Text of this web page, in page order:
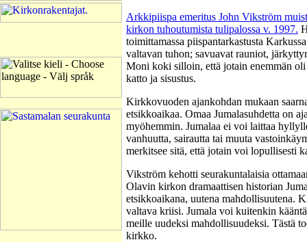
Arkkipiispa emeritus John Vikström
kirkon tuhoutumista tulipalossa v. 1997.
toimittamassa piispantarkastusta
valtavan tuhon; savuavat rauniot,
Moni koki silloin, että jotain enemmän
katto ja sisustus.
Kirkkovuoden ajankohdan mukaan
etsikkoaikaa. Omaa Jumalasuhdetta on
myöhemmin. Jumalaa ei voi laittaa
vanhuutta, sairautta tai muuta
merkitsee sitä, että jotain voi lopullisesti
Vikström kehotti seurakuntalaisia
Olavin kirkon dramaattisen historian
etsikkoaikana, uutena mahdollisuutena.
valtava kriisi. Jumala voi kuitenkin
meille uudeksi mahdollisuudeksi. Tästä
kirkko.